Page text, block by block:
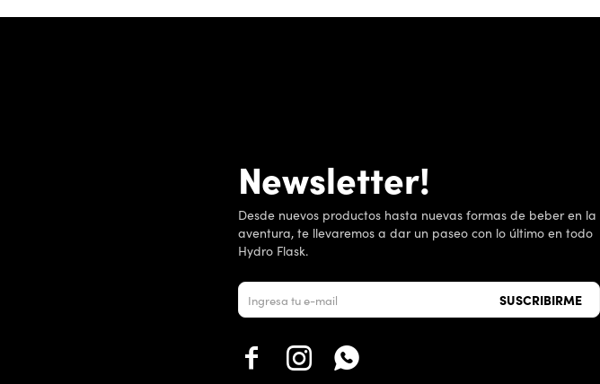
Newsletter!
Desde nuevos productos hasta nuevas formas de beber en la
aventura, te llevaremos a dar un paseo con lo último en todo
Hydro Flask.
SUSCRIBIRME
  